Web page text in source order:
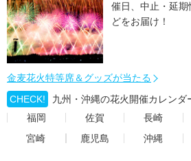
催日、中止・延
どをお届け！
金麦花火特等席＆グッズが当たる
CHECK!
九州・沖縄の花火開催カレンダ
福岡
佐賀 長崎
宮崎
鹿児島 沖縄